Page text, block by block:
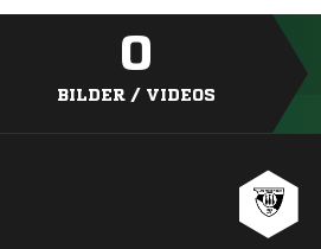
0
BILDER / VIDEOS